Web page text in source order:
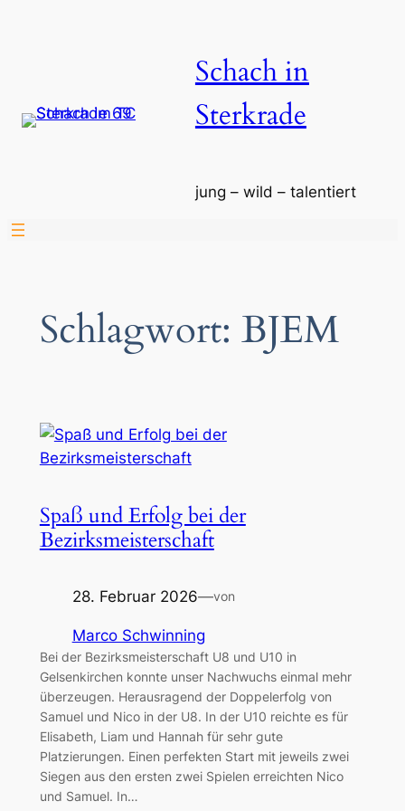
Schach in
Sterkrade
jung – wild – talentiert
Schlagwort: BJEM
Spaß und Erfolg bei der
Bezirksmeisterschaft
28. Februar 2026—von
Marco Schwinning
Bei der Bezirksmeisterschaft U8 und U10 in
Gelsenkirchen konnte unser Nachwuchs einmal mehr
überzeugen. Herausragend der Doppelerfolg von
Samuel und Nico in der U8. In der U10 reichte es für
Elisabeth, Liam und Hannah für sehr gute
Platzierungen. Einen perfekten Start mit jeweils zwei
Siegen aus den ersten zwei Spielen erreichten Nico
und Samuel. In…